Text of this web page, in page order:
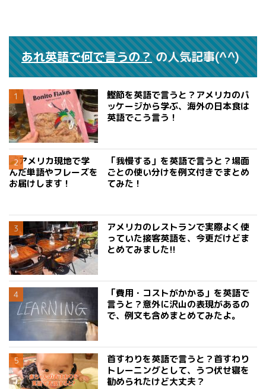
あれ英語で何で言うの？の人気記事(^^)
鰹節を英語で言うと？アメリカのパ
ッケージから学ぶ、海外の日本食は
英語でこう言う！
「我慢する」を英語で言うと？場面
ごとの使い分けを例文付きでまとめ
てみた！
アメリカのレストランで実際よく使
っていた接客英語を、今更だけどま
とめてみました!!
「費用・コストがかかる」を英語で
言うと？意外に沢山の表現があるの
で、例文も含めまとめてみたよ。
首すわりを英語で言うと？首すわり
トレーニングとして、うつ伏せ寝を
勧められたけど大丈夫？